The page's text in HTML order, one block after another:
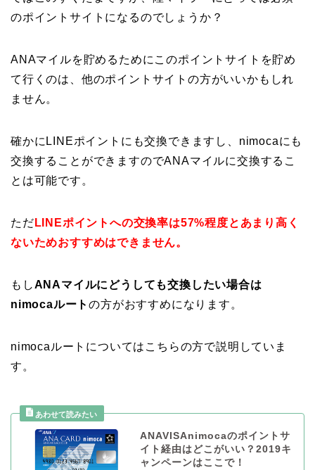
のポイントサイトになるのでしょうか？
ANAマイルを貯めるためにこのポイントサイトを貯め
て行くのは、他のポイントサイトの方がいいかもしれ
ません。
確かにLINEポイントにも交換できますし、nimocaにも
交換することができますのでANAマイルに交換するこ
とは可能です。
ただ LINEポイントへの交換率は57%程度とあまり高く
ないためおすすめはできません。
もしANAマイルにどうしても交換したい場合は
nimocaルートの方がおすすめになります。
nimocaルートについてはこちらの方で説明していま
す。
ANAVISAnimocaのポイントサ
イト経由はどこがいい？2019キ
ャンペーンはここで！